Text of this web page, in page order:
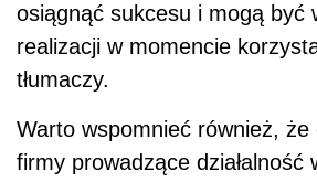
osiągnąć sukcesu i mogą być
realizacji w momencie
tłumaczy.
Warto wspomnieć również, że
firmy prowadzące działalność